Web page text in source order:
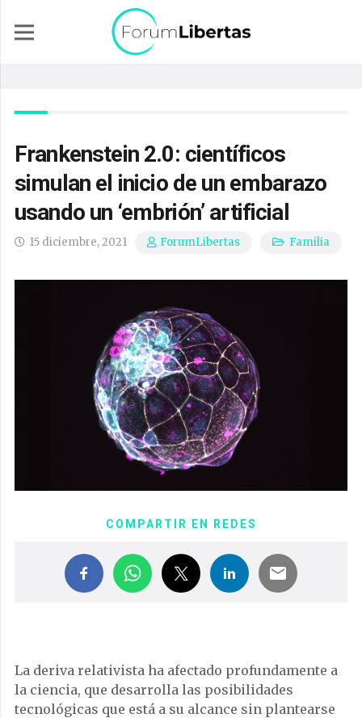
Frankenstein 2.0: científicos
simulan el inicio de un embarazo
usando un ‘embrión’ artificial
15 diciembre, 2021 ForumLibertas Familia
COMPARTIR EN REDES
La deriva relativista ha afectado profundamente a
la ciencia, que desarrolla las posibilidades
tecnológicas que está a su alcance sin plantearse